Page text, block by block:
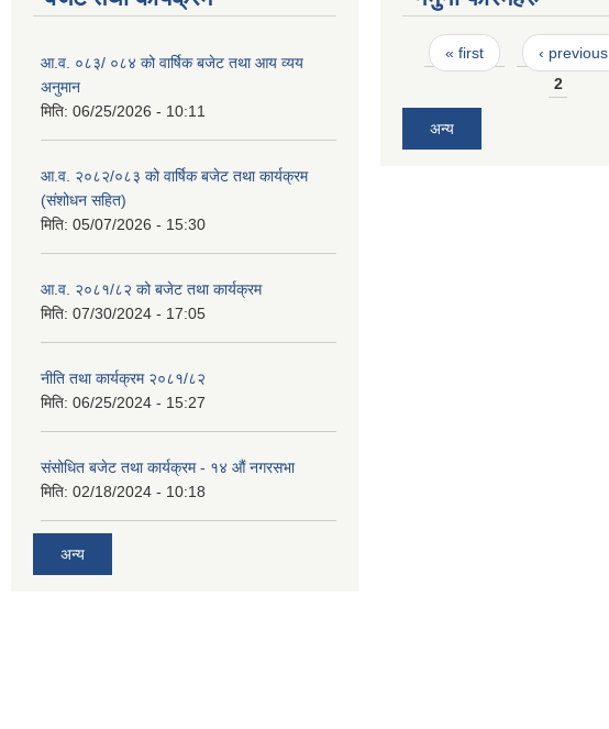
आ.व. ०८३/ ०८४ को वार्षिक बजेट तथा आय व्यय
अनुमान
मिति: 06/25/2026 - 10:11
आ.व. २०८२/०८३ को वार्षिक बजेट तथा कार्यक्रम
(संशोधन सहित)
मिति: 05/07/2026 - 15:30
आ.व. २०८१/८२ को बजेट तथा कार्यक्रम
मिति: 07/30/2024 - 17:05
नीति तथा कार्यक्रम २०८१/८२
मिति: 06/25/2024 - 15:27
संसोधित बजेट तथा कार्यक्रम - १४ औं नगरसभा
मिति: 02/18/2024 - 10:18
अन्य
Pages
« first ‹ previous
2
अन्य